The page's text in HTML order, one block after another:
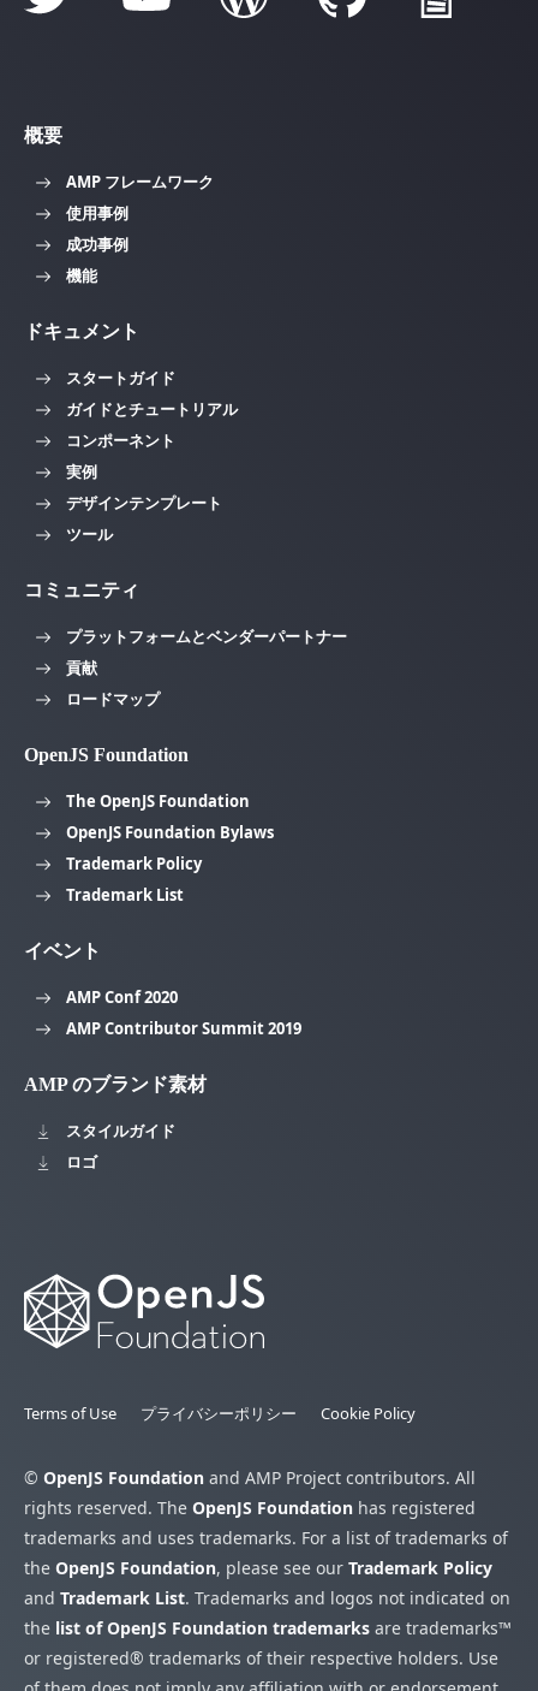
概要
AMP フレームワーク
使用事例
成功事例
機能
ドキュメント
スタートガイド
ガイドとチュートリアル
コンポーネント
実例
デザインテンプレート
ツール
コミュニティ
プラットフォームとベンダーパートナー
貢献
ロードマップ
OpenJS Foundation
The OpenJS Foundation
OpenJS Foundation Bylaws
Trademark Policy
Trademark List
イベント
AMP Conf 2020
AMP Contributor Summit 2019
AMP のブランド素材
スタイルガイド
ロゴ
Terms of Use プライバシーポリシー Cookie Policy
© OpenJS Foundation and AMP Project contributors. All
rights reserved. The OpenJS Foundation has registered
trademarks and uses trademarks. For a list of trademarks of
the OpenJS Foundation, please see our Trademark Policy
and Trademark List. Trademarks and logos not indicated on
the list of OpenJS Foundation trademarks are trademarks™
or registered® trademarks of their respective holders. Use